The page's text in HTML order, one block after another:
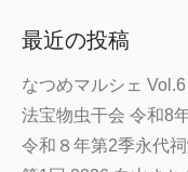
最近の投稿
なつめマルシェ Vol.6
法宝物虫干会 令和8
令和８年第2季永代